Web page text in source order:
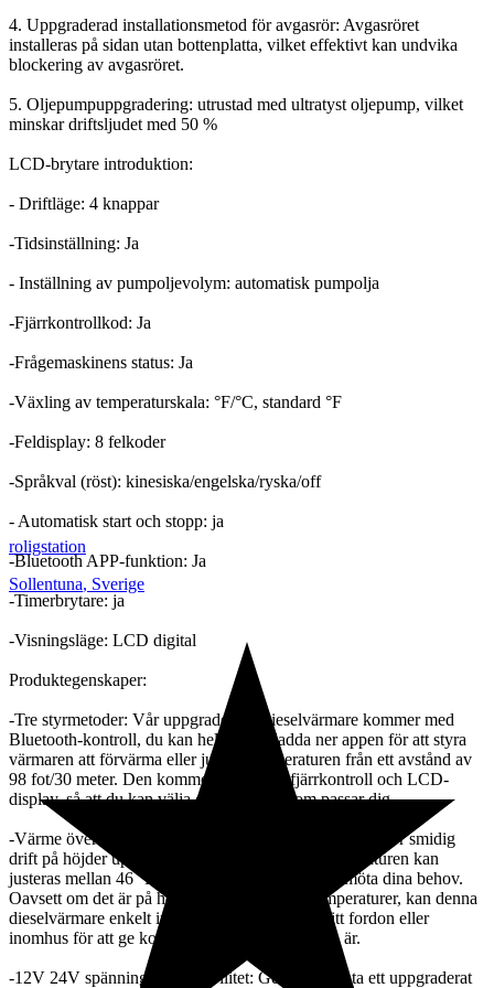
4. Uppgraderad installationsmetod för avgasrör: Avgasröret
installeras på sidan utan bottenplatta, vilket effektivt kan undvika
blockering av avgasröret.
5. Oljepumpuppgradering: utrustad med ultratyst oljepump, vilket
minskar driftsljudet med 50 %
LCD-brytare introduktion:
- Driftläge: 4 knappar
-Tidsinställning: Ja
- Inställning av pumpoljevolym: automatisk pumpolja
-Fjärrkontrollkod: Ja
-Frågemaskinens status: Ja
-Växling av temperaturskala: °F/°C, standard °F
-Feldisplay: 8 felkoder
-Språkval (röst): kinesiska/engelska/ryska/off
- Automatisk start och stopp: ja
-Bluetooth APP-funktion: Ja
-Timerbrytare: ja
-Visningsläge: LCD digital
Produktegenskaper:
-Tre styrmetoder: Vår uppgraderade dieselvärmare kommer med
Bluetooth-kontroll, du kan helt enkelt ladda ner appen för att styra
värmaren att förvärma eller justera temperaturen från ett avstånd av
98 fot/30 meter. Den kommer även med fjärrkontroll och LCD-
display, så att du kan välja de kontroller som passar dig.
-Värme överallt: Vår 8KW dieselvärmare är designad för smidig
drift på höjder upp till 9843 fot/3000 meter. Temperaturen kan
justeras mellan 46 °F-96,8 °F/8 °C-36 °C för att möta dina behov.
Oavsett om det är på höga höjder eller låga temperaturer, kan denna
dieselvärmare enkelt installeras och fästas på ditt fordon eller
inomhus för att ge kontinuerlig värme var du än är.
-12V 24V spänningskompatibilitet: Genom att anta ett uppgraderat
roligstation
Sollentuna, Sverige